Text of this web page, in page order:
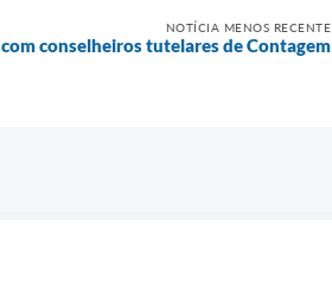
NOTÍCIA MENOS RECENTE
conselheiros tutelares de Contagem